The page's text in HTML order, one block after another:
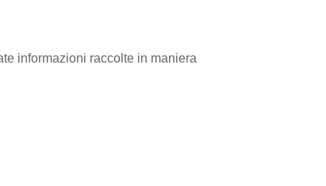
informazioni raccolte in maniera